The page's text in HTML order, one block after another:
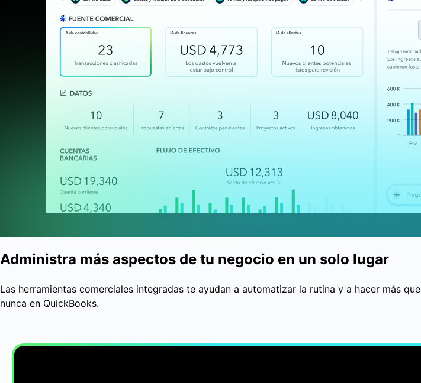
Administra más aspectos de tu negocio en un solo lugar
Las herramientas comerciales integradas te ayudan a automatizar la rutina y a hacer más que
nunca en QuickBooks.